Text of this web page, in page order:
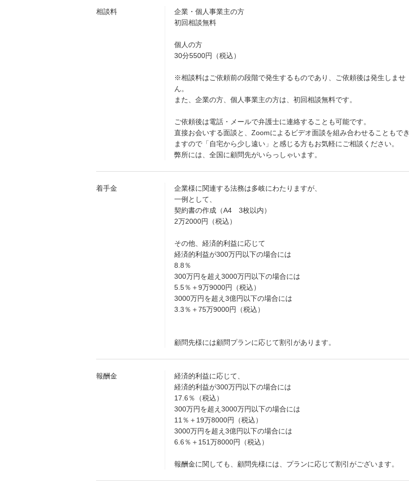
相談料
企業・個人事業主の方
初回相談無料
個人の方
30分5500円（税込）
※相談料はご依頼前の段階で発生するものであり、ご依頼後は発生しませ
ん。
また、企業の方、個人事業主の方は、初回相談無料です。
ご依頼後は電話・メールで弁護士に連絡することも可能です。
直接お会いする面談と、Zoomによるビデオ面談を組み合わせることもでき
ますので「自宅から少し遠い」と感じる方もお気軽にご相談ください。
弊所には、全国に顧問先がいらっしゃいます。
着手金
企業様に関連する法務は多岐にわたりますが、
一例として、
契約書の作成（A4 3枚以内）
2万2000円（税込）
その他、経済的利益に応じて
経済的利益が300万円以下の場合には
8.8％
300万円を超え3000万円以下の場合には
5.5％＋9万9000円（税込）
3000万円を超え3億円以下の場合には
3.3％＋75万9000円（税込）
顧問先様には顧問プランに応じて割引があります。
報酬金
経済的利益に応じて、
経済的利益が300万円以下の場合には
17.6％（税込）
300万円を超え3000万円以下の場合には
11％＋19万8000円（税込）
3000万円を超え3億円以下の場合には
6.6％＋151万8000円（税込）
報酬金に関しても、顧問先様には、プランに応じて割引がございます。